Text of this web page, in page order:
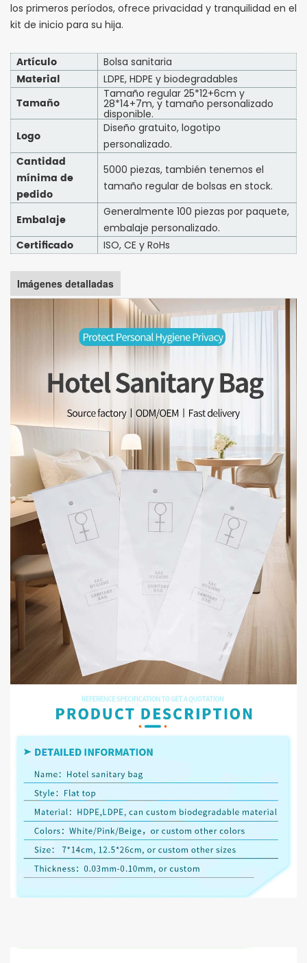
los primeros períodos, ofrece privacidad y tranquilidad en el
kit de inicio para su hija.
Artículo Bolsa sanitaria
Material LDPE, HDPE y biodegradables
Tamaño
Tamaño regular 25*12+6cm y
28*14+7m, y tamaño personalizado
disponible.
Logo
Diseño gratuito, logotipo
personalizado.
Cantidad
mínima de
pedido
5000 piezas, también tenemos el
tamaño regular de bolsas en stock.
Embalaje
Generalmente 100 piezas por paquete,
embalaje personalizado.
Certificado ISO, CE y RoHs
Imágenes detalladas